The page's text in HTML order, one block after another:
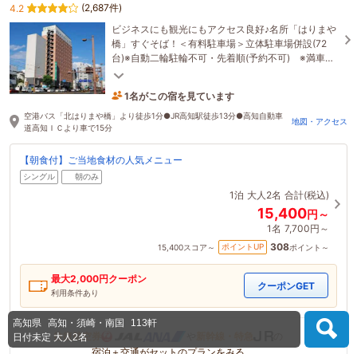
高知県 高知・須崎・南国
113軒
日付未定 大人2名
4.2
(2,687件)
ビジネスにも観光にもアクセス良好♪名所「はりまや
橋」すぐそば！＜有料駐車場＞立体駐車場併設(72
台)※自動二輪駐輪不可・先着順(予約不可) ※満車の
場合は近隣の契約駐車場をご案内
1名がこの宿を見ています
6時間前に予約されました
空港バス「北はりまや橋」より徒歩1分●JR高知駅徒歩13分●高知自動車
道高知ＩＣより車で15分
地図・アクセス
【朝食付】ご当地食材の人気メニュー
シングル 朝のみ
1泊 大人2名 合計(税込)
15,400円～
1名 7,700円～
15,400スコア～ ポイントUP 308ポイント～
最大2,000円クーポン
利用条件あり
クーポンGET
往復航空券